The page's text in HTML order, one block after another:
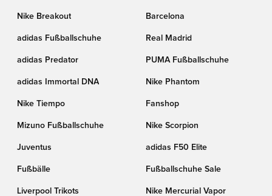
Nike Breakout Barcelona
adidas Fußballschuhe Real Madrid
adidas Predator PUMA Fußballschuhe
adidas Immortal DNA Nike Phantom
Nike Tiempo Fanshop
Mizuno Fußballschuhe Nike Scorpion
Juventus adidas F50 Elite
Fußbälle Fußballschuhe Sale
Liverpool Trikots Nike Mercurial Vapor